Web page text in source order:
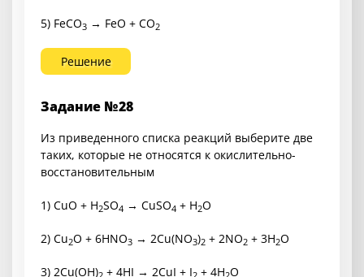
5) FeCO3 → FeO + CO2
Решение
Задание №28
Из приведенного списка реакций выберите две
таких, которые не относятся к окислительно-
восстановительным
1) CuO + H2SO4 → CuSO4 + H2O
2) Cu2O + 6HNO3 → 2Cu(NO3)2 + 2NO2 + 3H2O
3) 2Cu(OH) + 4HI → 2CuI + I + 4H O